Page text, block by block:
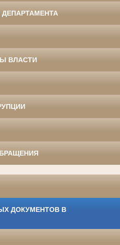
ВЛАСТИ
ДОКУМЕНТОВ В